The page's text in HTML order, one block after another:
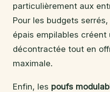
particulièrement aux
Pour les budgets
épais empilables créent
décontractée tout en
maximale.
Enfin, les poufs